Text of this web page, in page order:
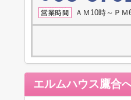
ＡＭ10時～Ｐ
エルムハウス鷹合